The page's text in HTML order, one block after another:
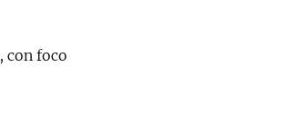
, con foco